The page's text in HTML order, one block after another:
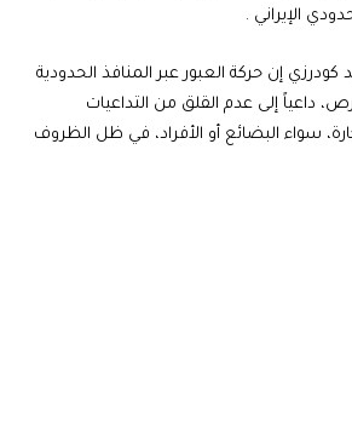
الإيراني .
إن حركة العبور عبر المنافذ الحدودية
داعياً إلى عدم القلق من التداعيات
سواء البضائع أو الأفراد، في ظل الظروف